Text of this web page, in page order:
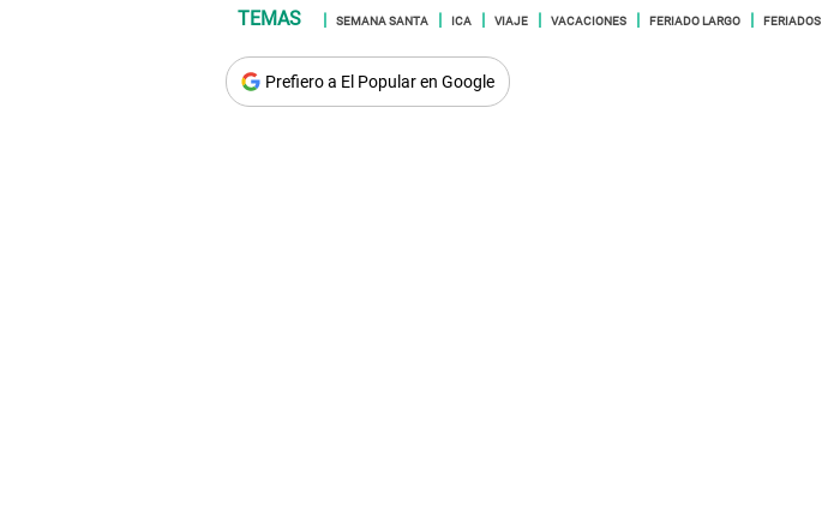
SEMANA SANTA ICA VIAJE VACACIONES FERIADO LARGO FERIADOS
Prefiero a El Popular en Google